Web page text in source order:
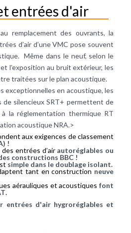
entrées d'air
remplacement des ouvrants, la
d’air d’une VMC pose souvent
Même dans le neuf, selon le
l’exposition au bruit extérieur, les
traitées sur le plan acoustique.
exceptionnelles en acoustique, les
de silencieux SRT+ permettent de
la réglementation thermique RT
acoustique NRA.>
aux exigences de classement
!
entrées d’air autoréglables ou
constructions BBC !
simple dans le doublage isolant.
tant en construction neuve
aérauliques et acoustiquesfont
.
entrées d'air hygroréglables et